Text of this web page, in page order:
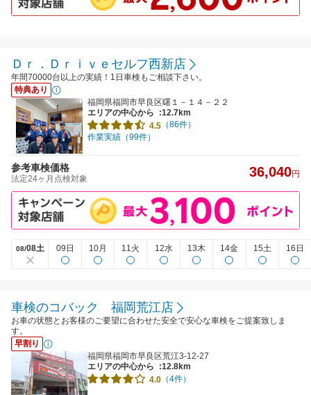
Ｄｒ．Ｄｒｉｖｅセルフ西新店
年間70000台以上の実績！1日車検もご相談下さい。
特典あり
福岡県福岡市早良区曙１－１４－２２
エリアの中心から
:12.7km
4.5 （86件）
作業実績（99件）
参考車検価格
法定24ヶ月点検対象 36,040円
08/08土 09日 10月 11火 12水 13木 14金 15土 16日
車検のコバック 福岡荒江店
お車の状態とお客様のご要望に合わせた安全で安心な車検をご提案致しま
す。
早割り
福岡県福岡市早良区荒江3-12-27
エリアの中心から
:12.8km
4.0 （4件）